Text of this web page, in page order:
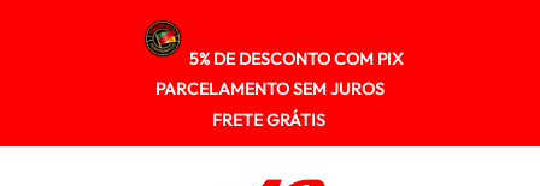
5% DE DESCONTO COM PIX
PARCELAMENTO SEM JUROS
FRETE GRÁTIS